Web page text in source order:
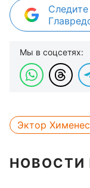
Мы в соцсетях:
Эктор
НОВОСТИ